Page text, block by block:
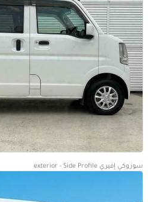
سوزوكي إفيري exterior - Side Profile